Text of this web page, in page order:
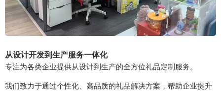
从设计开发到生产服务一体化
专注为各类企业提供从设计到生产的全方位礼品定制服务。
我们致力于通过个性化、高品质的礼品解决方案，帮助企业提升